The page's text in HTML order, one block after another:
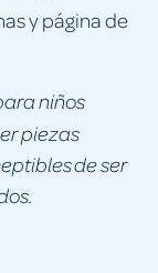
y página de
niños
piezas
de ser